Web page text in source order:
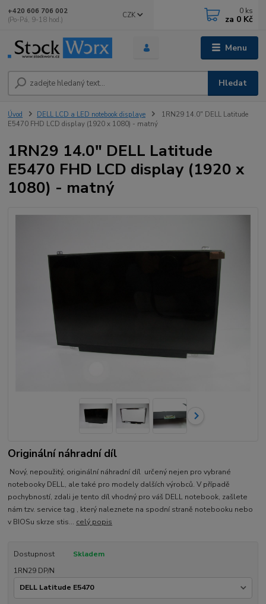
Menu
CZK
Hledat
+420 606 706 002
(Po-Pá, 9-18 hod.)
0 ks
za 0 Kč
Úvod DELL LCD a LED notebook displaye
1RN29 14.0" DELL Latitude
E5470 FHD LCD display (1920 x 1080) - matný
1RN29 14.0" DELL Latitude
E5470 FHD LCD display (1920 x
1080) - matný
Originální náhradní díl
Nový, nepoužitý, originální náhradní díl určený nejen pro vybrané
notebooky DELL, ale také pro modely dalších výrobců. V případě
pochybností, zdali je tento díl vhodný pro váš DELL notebook, zašlete
nám tzv. service tag , který naleznete na spodní straně notebooku nebo
v BIOSu skrze stis... celý popis
Dostupnost
Skladem
1RN29 DP/N